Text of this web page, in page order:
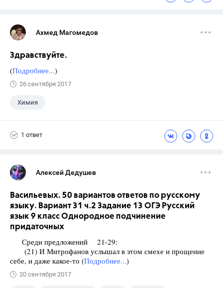
Ахмед Магомедов
Здравствуйте.
(Подробнее...)
26 сентября 2017
Химия
1 ответ
Алексей Дедушев
Васильевых. 50 вариантов ответов по русскому
языку. Вариант 31 ч.2 Задание 13 ОГЭ Русский
язык 9 класс Однородное подчинение
придаточных
Среди предложений 21-29:
(21) И Митрофанов услышал в этом смехе и прощение
себе, и даже какое-то (Подробнее...)
20 сентября 2017